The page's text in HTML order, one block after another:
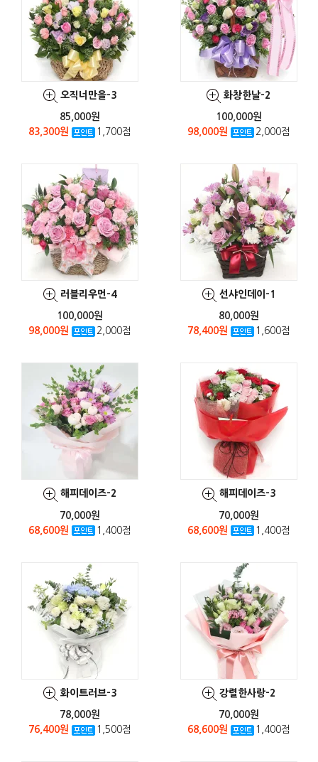
오직너만을-3
85,000원
83,300원
1,700점
화창한날-2
100,000원
98,000원
2,000점
러블리우먼-4
100,000원
98,000원
2,000점
선샤인데이-1
80,000원
78,400원
1,600점
해피데이즈-2
70,000원
68,600원
1,400점
해피데이즈-3
70,000원
68,600원
1,400점
화이트러브-3
78,000원
76,400원
1,500점
강렬한사랑-2
70,000원
68,600원
1,400점